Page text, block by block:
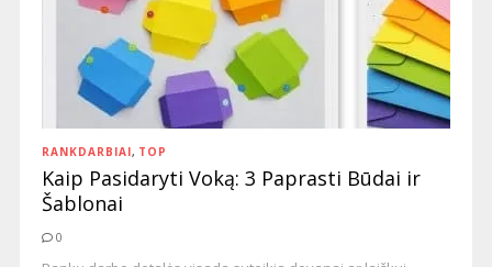
RANKDARBIAI, TOP
Kaip Pasidaryti Voką: 3 Paprasti Būdai ir
Šablonai
0